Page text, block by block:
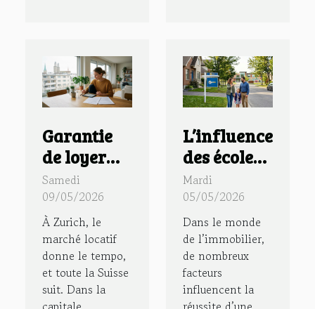
Garantie
de loyer
Suisse :
l’effet
Zurich sur
les
habitudes
des
locataires
Samedi
09/05/2026
À Zurich, le
marché locatif
donne le tempo,
et toute la Suisse
suit. Dans la
L’influence
des écoles
de
quartier
sur le
succès
d’une
vente
Mardi
05/05/2026
Dans le monde
de l’immobilier,
de nombreux
facteurs
influencent la